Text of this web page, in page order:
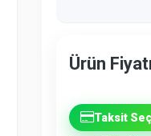
Ürün Fiyatı
Taksit